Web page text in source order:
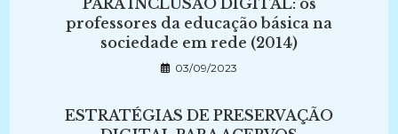
PARA INCLUSÃO DIGITAL: os
professores da educação básica na
sociedade em rede (2014)
03/09/2023
ESTRATÉGIAS DE PRESERVAÇÃO